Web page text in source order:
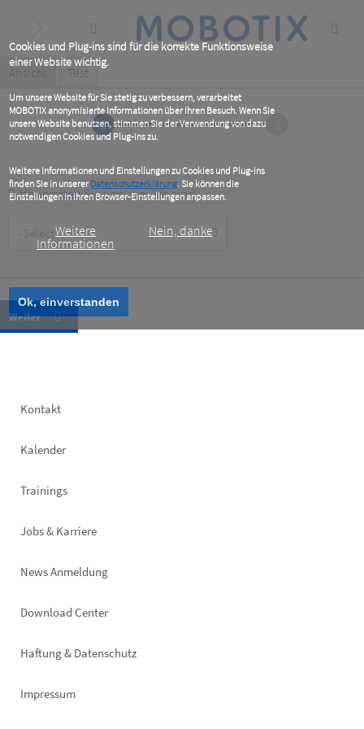
Cookies und Plug-ins sind für die korrekte Funktionsweise
einer Website wichtig.
Um unsere Website für Sie stetig zu verbessern, verarbeitet
MOBOTIX anonymisierte Informationen über Ihren Besuch. Wenn Sie
unsere Website benutzen, stimmen Sie der Verwendung von dazu
notwendigen Cookies und Plug-ins zu.
Weitere Informationen und Einstellungen zu Cookies und Plug-ins
finden Sie in unsererDatenschutzerklärung. Sie können die
Einstellungen in Ihren Browser-Einstellungen anpassen.
Weitere
Informationen
Nein, danke
Ok, einverstanden
content
Primary
tabs
Ansicht (active
Test
1
Bitte verraten Sie uns, wer Sie sind
Type
Footer
Kontakt
Kalender
Trainings
Jobs & Karriere
News Anmeldung
Footer
Download Center
Haftung & Datenschutz
Impressum